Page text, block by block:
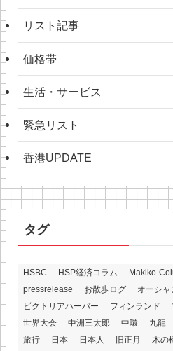
リスト記事
価格帯
生活・サービス
緊急リスト
香港UPDATE
タグ
HSBC HSP経済コラム Makiko-
pressrelease
お散歩ログ オーシャ
ビクトリアハーバー
フィンランド
世界大会
中洲三太郎 中環 九龍
旅行
日本 日本人 旧正月 木の